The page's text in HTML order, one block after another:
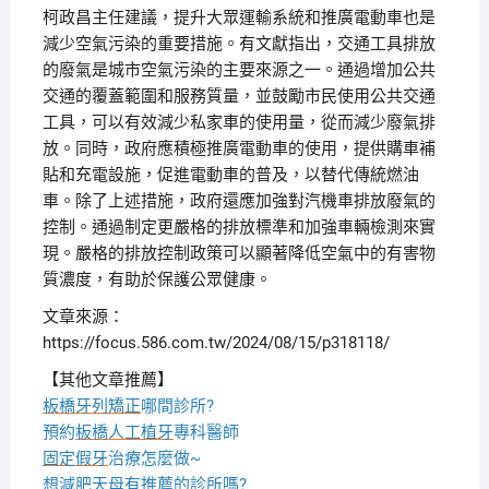
柯政昌主任建議，提升大眾運輸系統和推廣電動車也是
減少空氣污染的重要措施。有文獻指出，交通工具排放
的廢氣是城市空氣污染的主要來源之一。通過增加公共
交通的覆蓋範圍和服務質量，並鼓勵市民使用公共交通
工具，可以有效減少私家車的使用量，從而減少廢氣排
放。同時，政府應積極推廣電動車的使用，提供購車補
貼和充電設施，促進電動車的普及，以替代傳統燃油
車。除了上述措施，政府還應加強對汽機車排放廢氣的
控制。通過制定更嚴格的排放標準和加強車輛檢測來實
現。嚴格的排放控制政策可以顯著降低空氣中的有害物
質濃度，有助於保護公眾健康。
文章來源：
https://focus.586.com.tw/2024/08/15/p318118/
【其他文章推薦】
板橋牙列矯正哪間診所?
預約板橋人工植牙專科醫師
固定假牙治療怎麼做~
想減肥天母有推薦的診所嗎?